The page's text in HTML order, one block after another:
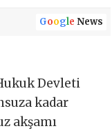
Google News
Devleti
kadar
akşamı